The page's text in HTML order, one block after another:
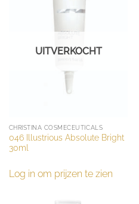
UITVERKOCHT
CHRISTINA COSMECEUTICALS
046 Illustrious Absolute Bright
30ml
Log in om prijzen te zien